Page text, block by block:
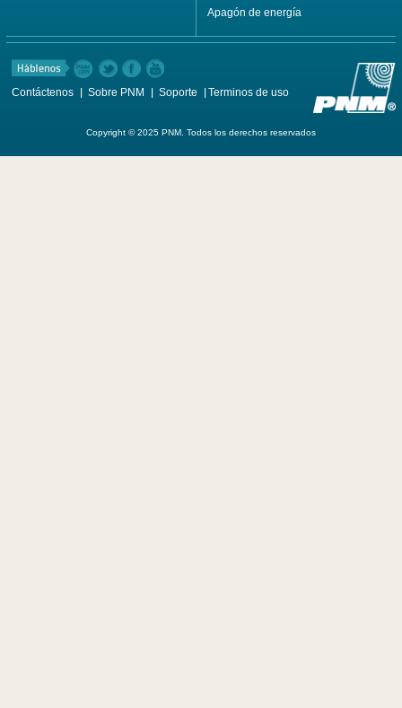
Apagón de energía
Contáctenos Sobre PNM Soporte Terminos de uso
Copyright © 2025 PNM. Todos los derechos reservados